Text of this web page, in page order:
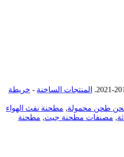
المنتجات الساخنة - خريطة
طحن محمولة, مطحنة نفث الهواء
, مصنفات مطحنة جيت, مطحنة